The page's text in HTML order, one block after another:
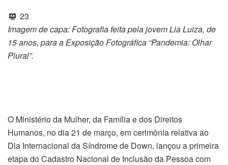
23
Imagem de capa:Fotografia feita pela jovem Lia Luiza, de
15 anos, para a Exposição Fotográfica “Pandemia: Olhar
Plural”.
O Ministério da Mulher, da Família e dos Direitos
Humanos, no dia 21 de março, em cerimônia relativa ao
Dia Internacional da Síndrome de Down, lançou a primeira
etapa do Cadastro Nacional de Inclusão da Pessoa com